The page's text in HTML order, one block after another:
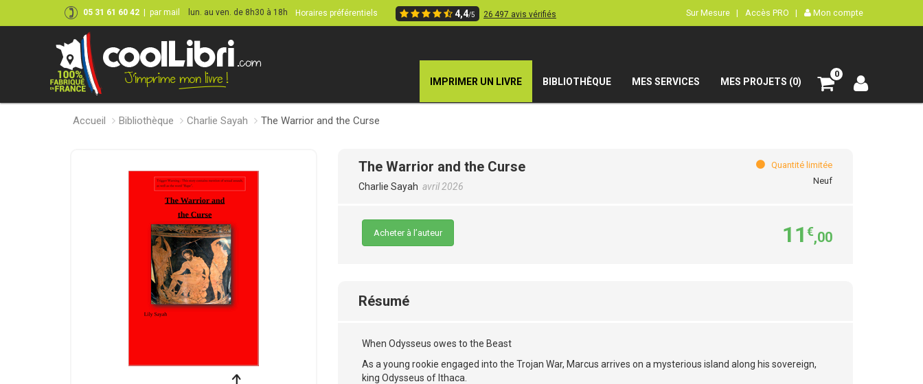
05 31 61 60 42 par mail lun. au ven. de 8h30 à 18h Horaires préférentiels 4,4/5 26 497 avis vérifiés Sur Mesure | Accès PRO | Mon compte
IMPRIMER UN LIVRE BIBLIOTHÈQUE MES SERVICES MES PROJETS (0)
0
Accueil Bibliothèque Charlie Sayah The Warrior and the Curse
The Warrior and the Curse
Charlie Sayah avril 2026
Quantité limitée
Neuf
Acheter à l’auteur 11 €,00
Résumé
When Odysseus owes to the Beast
As a young rookie engaged into the Trojan War, Marcus arrives on a mysterious island along his sovereign,
king Odysseus of Ithaca.